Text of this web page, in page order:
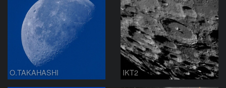
O.TAKAHASHI IKT2